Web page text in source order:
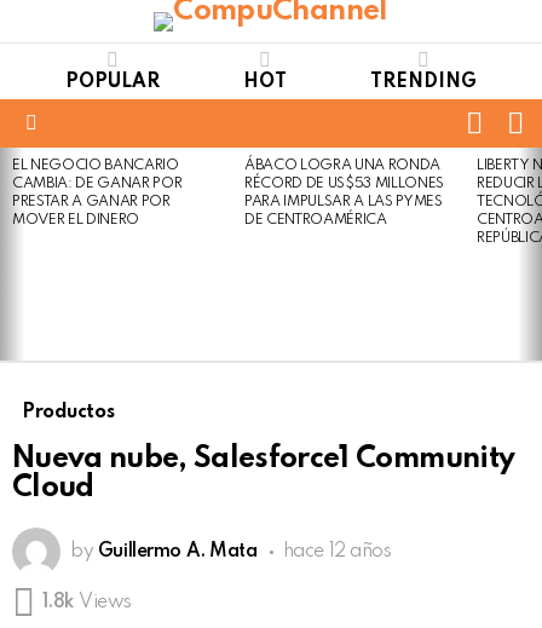
POPULAR HOT TRENDING
LATEST
STORIES
EL NEGOCIO BANCARIO
CAMBIA: DE GANAR POR
PRESTAR A GANAR POR
MOVER EL DINERO
Not
Safe
For
Click
to
view
ÁBACO LOGRA UNA RONDA
RÉCORD DE US$53 MILLONES
PARA IMPULSAR A LAS PYMES
DE CENTROAMÉRICA
LIBERTY
REDUCIR
Productos
Nueva nube, Salesforce1 Community
Cloud
by Guillermo A. Mata hace 12 años
1.8k Views